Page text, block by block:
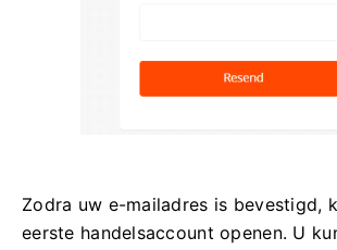
Zodra uw e-mailadres is bevestigd,
eerste handelsaccount openen. U